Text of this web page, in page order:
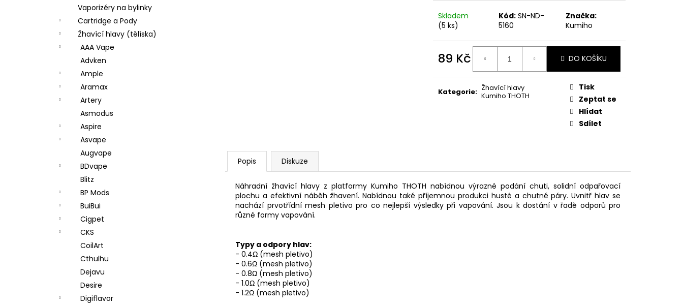
Vaporizéry na bylinky
Cartridge a Pody
Žhavící hlavy (tělíska)
AAA Vape
Advken
Ample
Aramax
Artery
Asmodus
Aspire
Asvape
Augvape
BDvape
Blitz
BP Mods
BuiBui
Cigpet
CKS
CoilArt
Cthulhu
Dejavu
Desire
Digiflavor
Skladem
(5 ks)
Kód: SN-ND-
5160
Značka:
Kumiho
89 Kč
cena:
DO KOŠÍKU
Kategorie: Žhavící hlavy
Kumiho THOTH
Tisk
Zeptat se
Hlídat
Sdílet
Popis Diskuze
Náhradní žhavící hlavy z platformy Kumiho THOTH nabídnou výrazné podání chuti, solidní odpařovací
plochu a efektivní náběh žhavení. Nabídnou také příjemnou produkci husté a chutné páry. Uvnitř hlav se
nachází prvotřídní mesh pletivo pro co nejlepší výsledky při vapování. Jsou k dostání v řadě odporů pro
různé formy vapování.
Typy a odpory hlav:
- 0.4Ω (mesh pletivo)
- 0.6Ω (mesh pletivo)
- 0.8Ω (mesh pletivo)
- 1.0Ω (mesh pletivo)
- 1.2Ω (mesh pletivo)